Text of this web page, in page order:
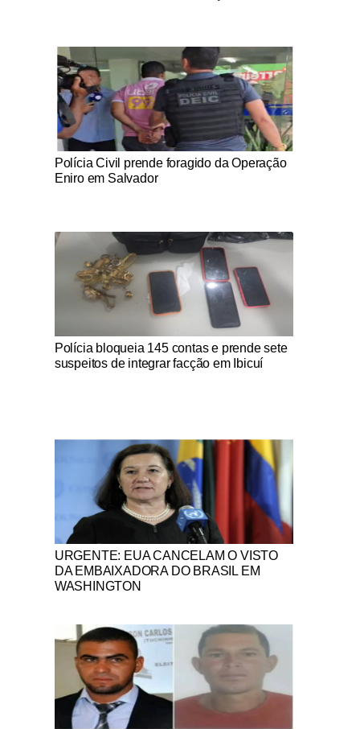
Notícias Católicas
Polícia Civil prende foragido da Operação
Eniro em Salvador
Notícias Católicas
Polícia bloqueia 145 contas e prende sete
suspeitos de integrar facção em Ibicuí
Notícias Católicas
URGENTE: EUA CANCELAM O VISTO
DA EMBAIXADORA DO BRASIL EM
WASHINGTON